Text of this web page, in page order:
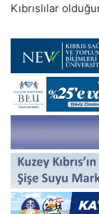
Kıbrıslılar